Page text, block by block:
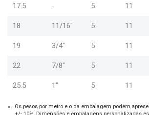
17.5 - 5 11
18 11/16" 5 11
19 3/4" 5 11
22 7/8" 5 11
25.5 1" 5 11
Os pesos por metro e o da embalagem podem
+/- 10%. Dimensões e embalagens personalizadas